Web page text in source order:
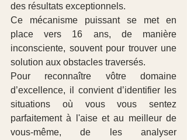
des résultats exceptionnels.
Ce mécanisme puissant se met en
place vers 16 ans, de manière
inconsciente, souvent pour trouver une
solution aux obstacles traversés.
Pour reconnaître vôtre domaine
d’excellence, il convient d’identifier les
situations où vous vous sentez
parfaitement à l'aise et au meilleur de
vous-même, de les analyser